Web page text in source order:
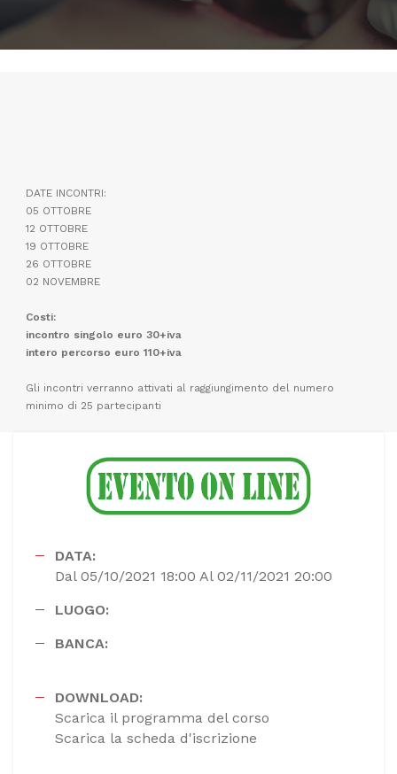
DATE INCONTRI:
05 OTTOBRE
12 OTTOBRE
19 OTTOBRE
26 OTTOBRE
02 NOVEMBRE
Costi:
incontro singolo euro 30+iva
intero percorso euro 110+iva
Gli incontri verranno attivati al raggiungimento del numero
minimo di 25 partecipanti
DATA:
Dal 05/10/2021 18:00 Al 02/11/2021 20:00
LUOGO:
BANCA:
DOWNLOAD:
Scarica il programma del corso
Scarica la scheda d'iscrizione